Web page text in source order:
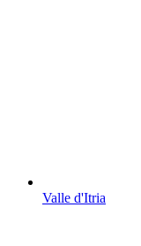
Valle d'Itria